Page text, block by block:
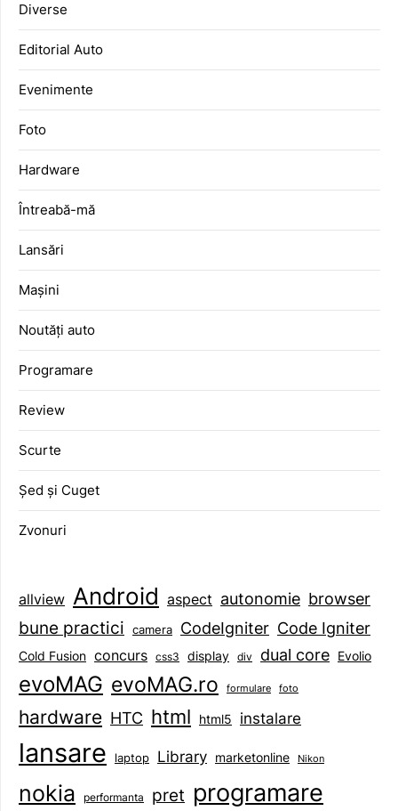
Diverse
Editorial Auto
Evenimente
Foto
Hardware
Întreabă-mă
Lansări
Mașini
Noutăți auto
Programare
Review
Scurte
Șed și Cuget
Zvonuri
allview Android aspect autonomie browser
bune practici camera CodeIgniter Code Igniter
Cold Fusion concurs css3 display div dual core Evolio
evoMAG evoMAG.ro formulare foto
hardware HTC html html5 instalare
lansare laptop Library marketonline Nikon
nokia performanta pret programare